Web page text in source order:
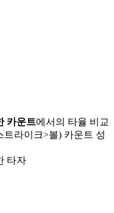
카운트에서의 타율 비교
라이크>볼) 카운트 성
타자